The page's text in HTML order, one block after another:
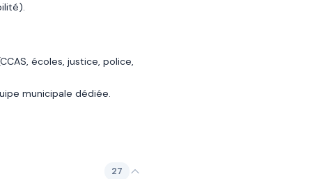
écoles, justice, police,
municipale dédiée.
27